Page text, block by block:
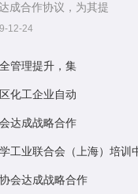
成合作协议，为其提
12-24
管理提升，集
化工企业自动
达成战略合作
工业联合会（上海）培训
会达成战略合作